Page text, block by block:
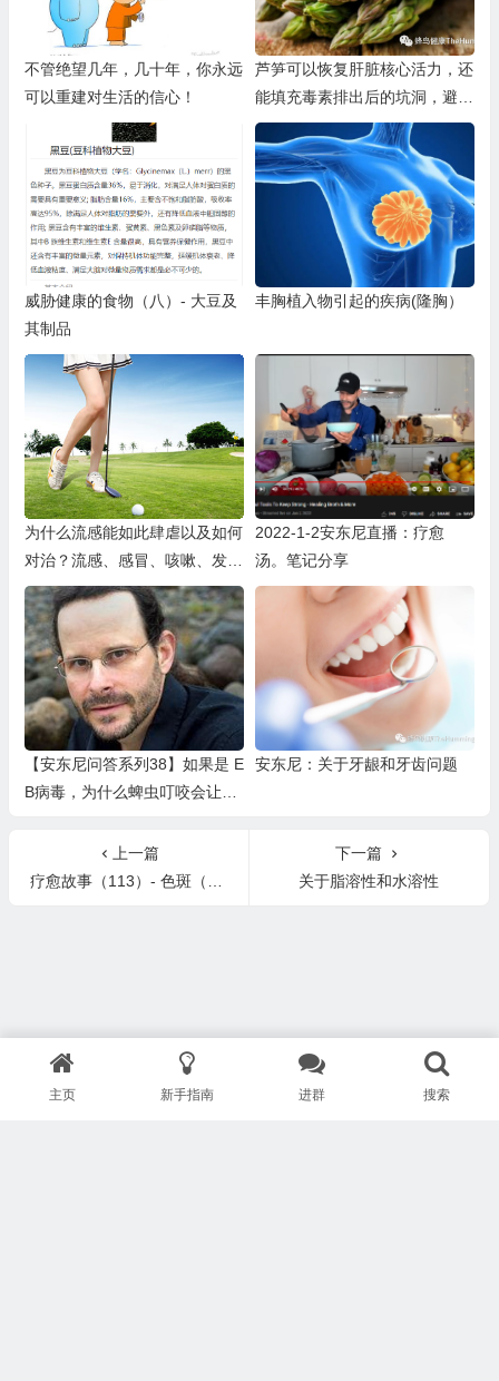
不管绝望几年，几十年，你永远
可以重建对生活的信心！
芦笋可以恢复肝脏核心活力，还
能填充毒素排出后的坑洞，避免
其被新的毒素占据
威胁健康的食物（八）- 大豆及
其制品
丰胸植入物引起的疾病(隆胸）
为什么流感能如此肆虐以及如何
对治？流感、感冒、咳嗽、发烧
等应对之道
2022-1-2安东尼直播：疗愈
汤。笔记分享
【安东尼问答系列38】如果是 E
B病毒，为什么蜱虫叮咬会让人
咎于莱姆病？
安东尼：关于牙龈和牙齿问题
上一篇
疗愈故事（113）- 色斑（黄褐斑）、酒糟鼻
下一篇
关于脂溶性和水溶性
主页 新手指南 进群 搜索